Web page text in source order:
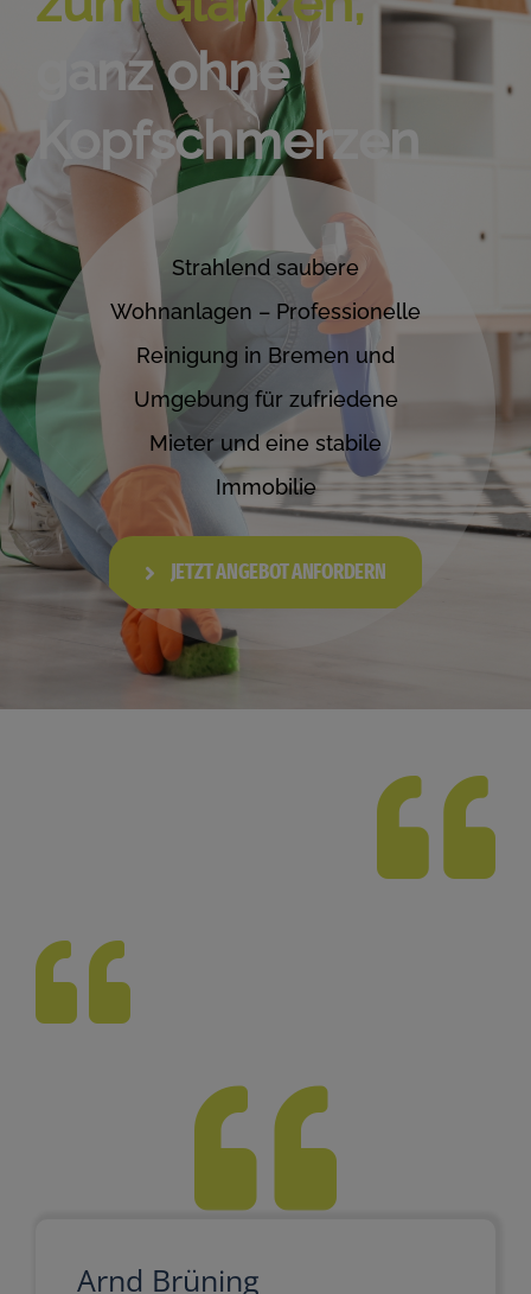
ganz ohne
Kopfschmerzen
Strahlend saubere
Wohnanlagen – Professionelle
Reinigung in Bremen und
Umgebung für zufriedene
Mieter und eine stabile
Immobilie
JETZT ANGEBOT ANFORDERN
Arnd Brüning